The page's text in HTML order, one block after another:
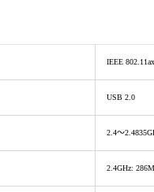
IEEE
USB 2.0
2.4～
2.4GHz: